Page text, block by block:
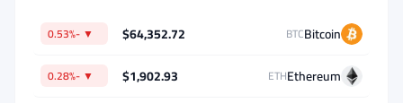
Bitcoin
BTC
$64,352.72
▼ -0.53%
Ethereum
ETH
$1,902.93
▼ -0.28%